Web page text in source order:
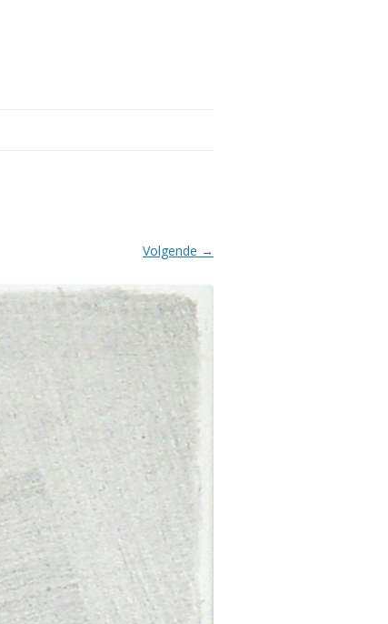
Volgende →